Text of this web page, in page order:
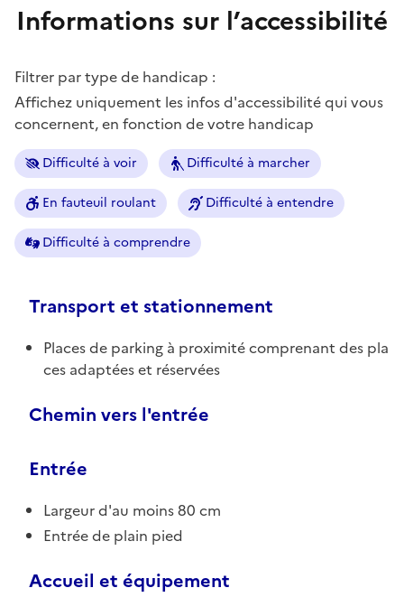
Informations sur l’accessibilité
Filtrer par type de handicap :
Affichez uniquement les infos d'accessibilité qui vous
concernent, en fonction de votre handicap
Difficulté à voir Difficulté à marcher
En fauteuil roulant Difficulté à entendre
Difficulté à comprendre
Transport et stationnement
Places de parking à proximité comprenant des pla
ces adaptées et réservées
Chemin vers l'entrée
Entrée
Largeur d'au moins 80 cm
Entrée de plain pied
Accueil et équipement